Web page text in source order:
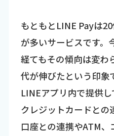
もともとLINE Payは
が多いサービスです。
経てもその傾向は変わ
代が伸びたという印象
LINEアプリ内で提供し
クレジットカードと
口座との連携やATM